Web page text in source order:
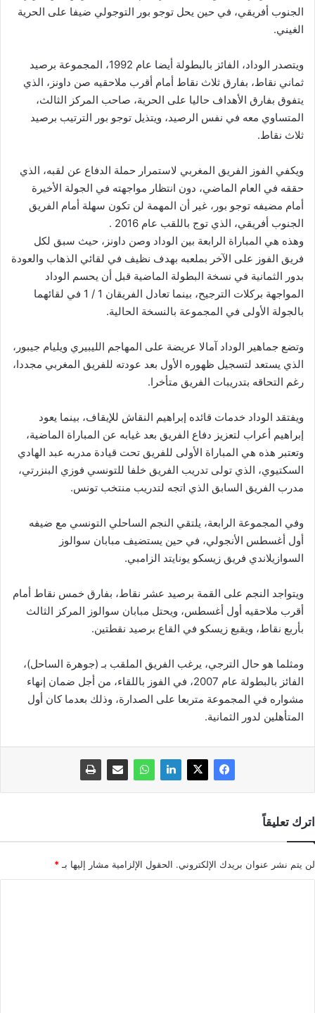
الجنوب أفريقي، في حين يحل توجو بور التوجولي ضيفا على الحرية
الغيني.
ويتصدر الوداد، الفائز بالبطولة أيضا عام 1992، المجموعة برصيد
ثماني نقاط، بفارق ثلاث نقاط أمام أقرب ملاحقيه صن داونز، الذي
يتفوق بفارق الأهداف حاليا على الحرية، صاحب المركز الثالث،
المتساوي معه في نفس الرصيد، ويتذيل توجو بور الترتيب برصيد
ثلاث نقاط.
ويكفي الفوز الفريق المغربي لاستمرار حملة الدفاع عن لقبه، الذي
حققه في العام الماضي، دون انتظار مواجهته في الجولة الأخيرة
أمام مضيفه توجو بور، غير أن المهمة لن تكون سهلة أمام الفريق
الجنوب أفريقي، الذي توج باللقب عام 2016 .
وهذه هي المباراة الرابعة بين الوداد وصن داونز، حيث سبق لكل
فريق الفوز على الآخر بملعبه بهدف نظيف في لقائي الذهاب والعودة
بدور الثمانية في نسخة البطولة الماضية قبل أن يحسم الوداد
المواجهة بركلات الترجيح، بينما تعادل الفريقان 1 / 1 في لقائهما
بالجولة الأولى في المجموعة بالنسخة الحالية.
وتضع جماهير الوداد آمالا عريضة على المهاجم الليبيري ويليام جيبور،
الذي يستعد لتسجيل ظهوره الأول بعد عودته للفريق المغربي مجددا،
رغم التحاقه بتدريبات الفريق متأخرا.
ويفتقد الوداد خدمات قائده إبراهيم النقاش للإيقاف، بينما يعود
إبراهيم أعراب لتعزيز دفاع الفريق بعد غيابه عن المباراة الماضية،
وتعتبر هذه هي المباراة الأولى للفريق تحت قيادة مدربه عبد الهادي
السكتيوي، الذي تولى تدريب الفريق خلفا للتونسي فوزي البنزرتي،
مدرب الفريق السابق الذي اتجه لتدريب منتخب تونس.
وفي المجموعة الرابعة، يلتقي النجم الساحلي التونسي مع ضيفه
أول أغسطس الأنجولي، في حين يستضيف مبابان سوالوز
السوازيلاندي فريق زيسكو يونايتد الزامبي.
ويتواجد النجم على القمة برصيد عشر نقاط، بفارق خمس نقاط أمام
أقرب ملاحقيه أول أغسطس، ويحتل مبابان سوالوز المركز الثالث
بأربع نقاط، ويقبع زيسكو في القاع برصيد نقطتين.
ومثلما هو حال الترجي، يرغب الفريق الملقب بـ (جوهرة الساحل)،
الفائز بالبطولة عام 2007، في الفوز باللقاء، من أجل ضمان إنهاء
مشواره في المجموعة متربعا على الصدارة، وذلك بعدما كان أول
المتأهلين لدور الثمانية.
اترك تعليقاً
لن يتم نشر عنوان بريدك الإلكتروني. الحقول الإلزامية مشار إليها بـ *